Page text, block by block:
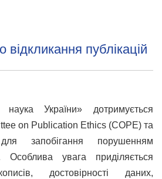
публікацій
України» дотримується
on Publication Ethics (COPE) та
запобігання порушенням
Особлива увага приділяється
достовірності даних,